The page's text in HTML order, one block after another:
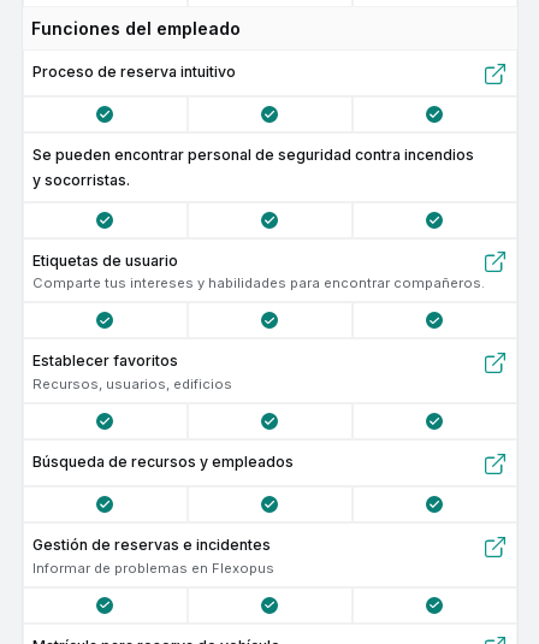
Funciones del empleado
Proceso de reserva intuitivo
Se pueden encontrar personal de seguridad contra incendios
y socorristas.
Etiquetas de usuario
Comparte tus intereses y habilidades para encontrar compañeros.
Establecer favoritos
Recursos, usuarios, edificios
Búsqueda de recursos y empleados
Gestión de reservas e incidentes
Informar de problemas en Flexopus